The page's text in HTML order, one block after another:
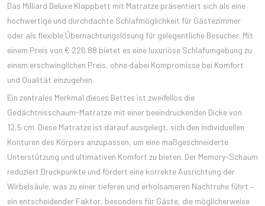
Das Milliard Deluxe Klappbett mit Matratze präsentiert sich als eine
hochwertige und durchdachte Schlafmöglichkeit für Gästezimmer
oder als flexible Übernachtungslösung für gelegentliche Besucher. Mit
einem Preis von € 226.88 bietet es eine luxuriöse Schlafumgebung zu
einem erschwinglichen Preis, ohne dabei Kompromisse bei Komfort
und Qualität einzugehen.
Ein zentrales Merkmal dieses Bettes ist zweifellos die
Gedächtnisschaum-Matratze mit einer beeindruckenden Dicke von
12,5 cm. Diese Matratze ist darauf ausgelegt, sich den individuellen
Konturen des Körpers anzupassen, um eine maßgeschneiderte
Unterstützung und ultimativen Komfort zu bieten. Der Memory-Schaum
reduziert Druckpunkte und fördert eine korrekte Ausrichtung der
Wirbelsäule, was zu einer tieferen und erholsameren Nachtruhe führt –
ein entscheidender Faktor, besonders für Gäste, die möglicherweise